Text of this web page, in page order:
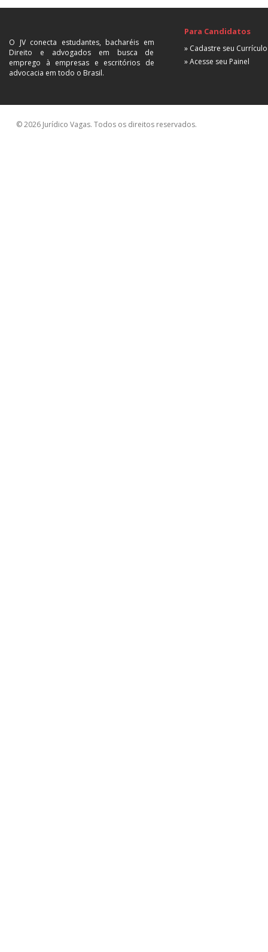
O JV conecta estudantes, bacharéis em
Direito e advogados em busca de
emprego à empresas e escritórios de
advocacia em todo o Brasil.
Para Candidatos
» Cadastre seu Currículo
» Acesse seu Painel
© 2026 Jurídico Vagas. Todos os direitos reservados.